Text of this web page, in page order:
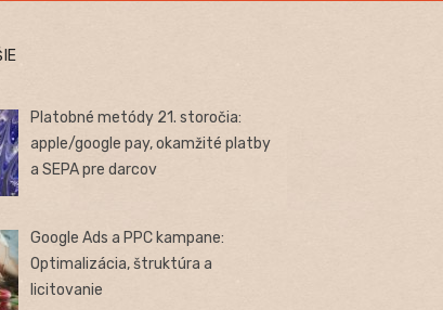
Platobné metódy 21. storočia:
apple/google pay, okamžité platby
a SEPA pre darcov
Google Ads a PPC kampane:
Optimalizácia, štruktúra a
licitovanie